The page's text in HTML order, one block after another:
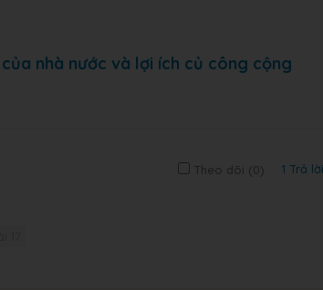
nhà nước và lợi ích củ công cộng
Theo dõi (0) 1 Trả lời